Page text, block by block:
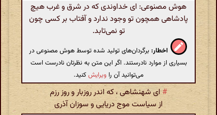
هوش مصنوعی: ای خداوندی که در شرق و غرب هیچ
پادشاهی همچون تو وجود ندارد و آفتاب بر کسی چون
تو نمی‌تابد.
اخطار: برگردان‌های تولید شده توسط هوش مصنوعی در
بسیاری از موارد نادرستند. اگر این متن به نظرتان نادرست است
می‌توانید آن را ویرایشکنید.
#ای شهنشاهی ، که اندر روزبار و روز رزم
از سیاست موج دریایی و سوزان آذری